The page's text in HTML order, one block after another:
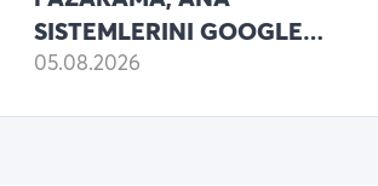
SISTEMLERINI GOOGLE
CLOUD ALTYAPISINA
05.08.2026